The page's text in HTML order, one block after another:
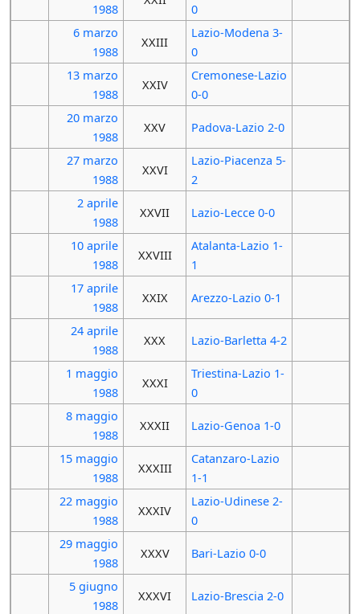
1988
0
6 marzo
1988
XXIII
Lazio-Modena 3-
0
13 marzo
1988
XXIV
Cremonese-Lazio
0-0
20 marzo
1988
XXV Padova-Lazio 2-0
27 marzo
1988
XXVI
Lazio-Piacenza 5-
2
2 aprile
1988
XXVII Lazio-Lecce 0-0
10 aprile
1988
XXVIII
Atalanta-Lazio 1-
1
17 aprile
1988
XXIX Arezzo-Lazio 0-1
24 aprile
1988
XXX Lazio-Barletta 4-2
1 maggio
1988
XXXI
Triestina-Lazio 1-
0
8 maggio
1988
XXXII Lazio-Genoa 1-0
15 maggio
1988
XXXIII
Catanzaro-Lazio
1-1
22 maggio
1988
XXXIV
Lazio-Udinese 2-
0
29 maggio
1988
XXXV Bari-Lazio 0-0
5 giugno
1988
XXXVI Lazio-Brescia 2-0